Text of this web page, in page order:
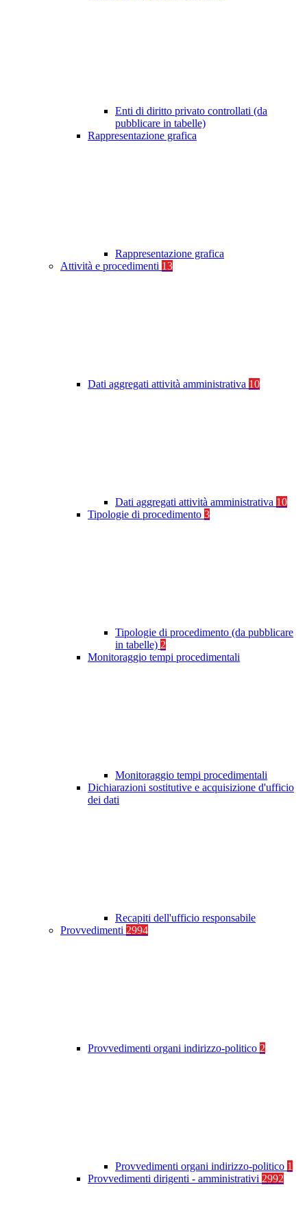
Enti di diritto privato controllati (da
pubblicare in tabelle)
Rappresentazione grafica
Rappresentazione grafica
Attività e procedimenti 13
Dati aggregati attività amministrativa 10
Dati aggregati attività amministrativa 10
Tipologie di procedimento 3
Tipologie di procedimento (da pubblicare
in tabelle) 2
Monitoraggio tempi procedimentali
Monitoraggio tempi procedimentali
Dichiarazioni sostitutive e acquisizione d'ufficio
dei dati
Recapiti dell'ufficio responsabile
Provvedimenti 2994
Provvedimenti organi indirizzo-politico 2
Provvedimenti organi indirizzo-politico 1
Provvedimenti dirigenti - amministrativi 2992